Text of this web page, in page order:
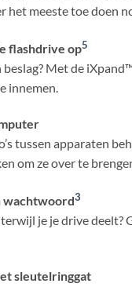
meeste toe doen
flashdrive op5
beslag? Met de
innemen.
tussen apparaten
om ze over te
wachtwoord3
je je drive deelt?
sleutelringgat